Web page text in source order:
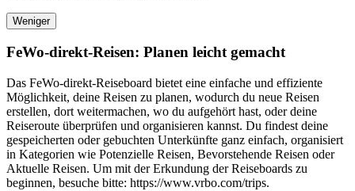
Weniger
FeWo-direkt-Reisen: Planen leicht gemacht
Das FeWo-direkt-Reiseboard bietet eine einfache und effiziente
Möglichkeit, deine Reisen zu planen, wodurch du neue Reisen
erstellen, dort weitermachen, wo du aufgehört hast, oder deine
Reiseroute überprüfen und organisieren kannst. Du findest deine
gespeicherten oder gebuchten Unterkünfte ganz einfach, organisiert
in Kategorien wie Potenzielle Reisen, Bevorstehende Reisen oder
Aktuelle Reisen. Um mit der Erkundung der Reiseboards zu
beginnen, besuche bitte: https://www.vrbo.com/trips.